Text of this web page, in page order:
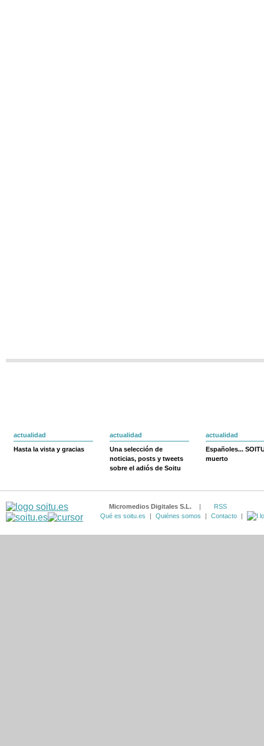
actualidad
Hasta la vista y gracias
actualidad
Una selección de
noticias, posts y tweets
sobre el adiós de Soitu
actualidad
Españoles...
muerto
Micromedios Digitales S.L. |
RSS
Qué es soitu.es
| Quiénes somos | Contacto |